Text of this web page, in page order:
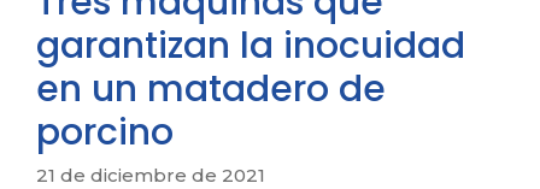
garantizan la inocuidad
en un matadero de
porcino
21 de diciembre de 2021